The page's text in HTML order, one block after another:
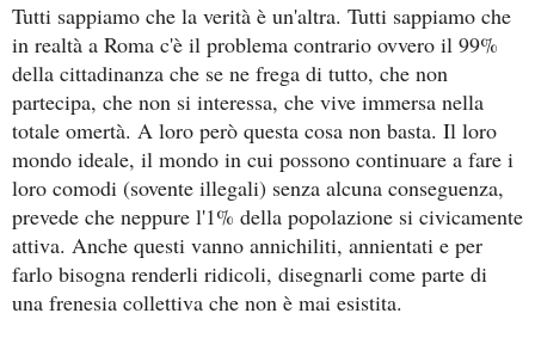
Tutti sappiamo che la verità è un'altra. Tutti sappiamo che
in realtà a Roma c'è il problema contrario ovvero il 99%
della cittadinanza che se ne frega di tutto, che non
partecipa, che non si interessa, che vive immersa nella
totale omertà. A loro però questa cosa non basta. Il loro
mondo ideale, il mondo in cui possono continuare a fare i
loro comodi (sovente illegali) senza alcuna conseguenza,
prevede che neppure l'1% della popolazione si civicamente
attiva. Anche questi vanno annichiliti, annientati e per
farlo bisogna renderli ridicoli, disegnarli come parte di
una frenesia collettiva che non è mai esistita.